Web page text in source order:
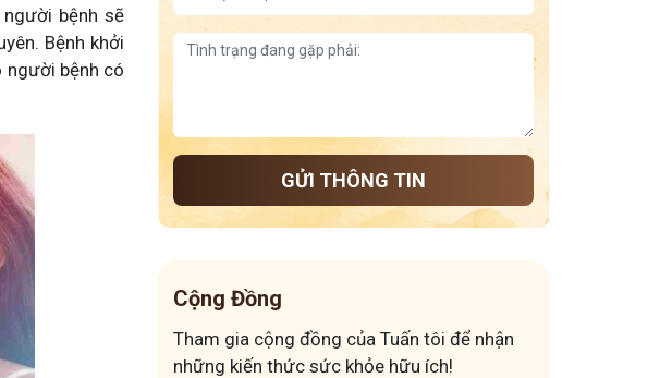
bệnh sẽ
Bệnh khởi
người bệnh có
viêm họng hạt gây hôi miệng
GỬI THÔNG TIN
Cộng Đồng
Tham gia cộng đồng của Tuấn tôi để nhận
những kiến thức sức khỏe hữu ích!